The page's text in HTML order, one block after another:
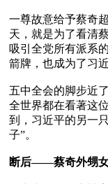
一尊故意给予蔡奇
天，就是为了看清
吸引全党所有派系
箭牌，也成为了习
五中全会的脚步近
全世界都在看著这
到，习近平的另一
子”。
断后——蔡奇外甥